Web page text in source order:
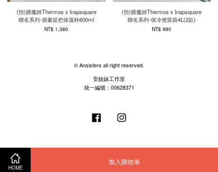
HOME
加入購物車
(預)膳魔師Thermos x Inapsquare
聯名系列-插畫提把保溫杯600ml
NT$ 1,380
(預)膳魔師Thermos x Inapsquare
聯名系列-保冷便當袋4L(2款)
NT$ 980
© Ansisters all right reserved.
安姐妹工作室
統一編號：00628371
Facebook